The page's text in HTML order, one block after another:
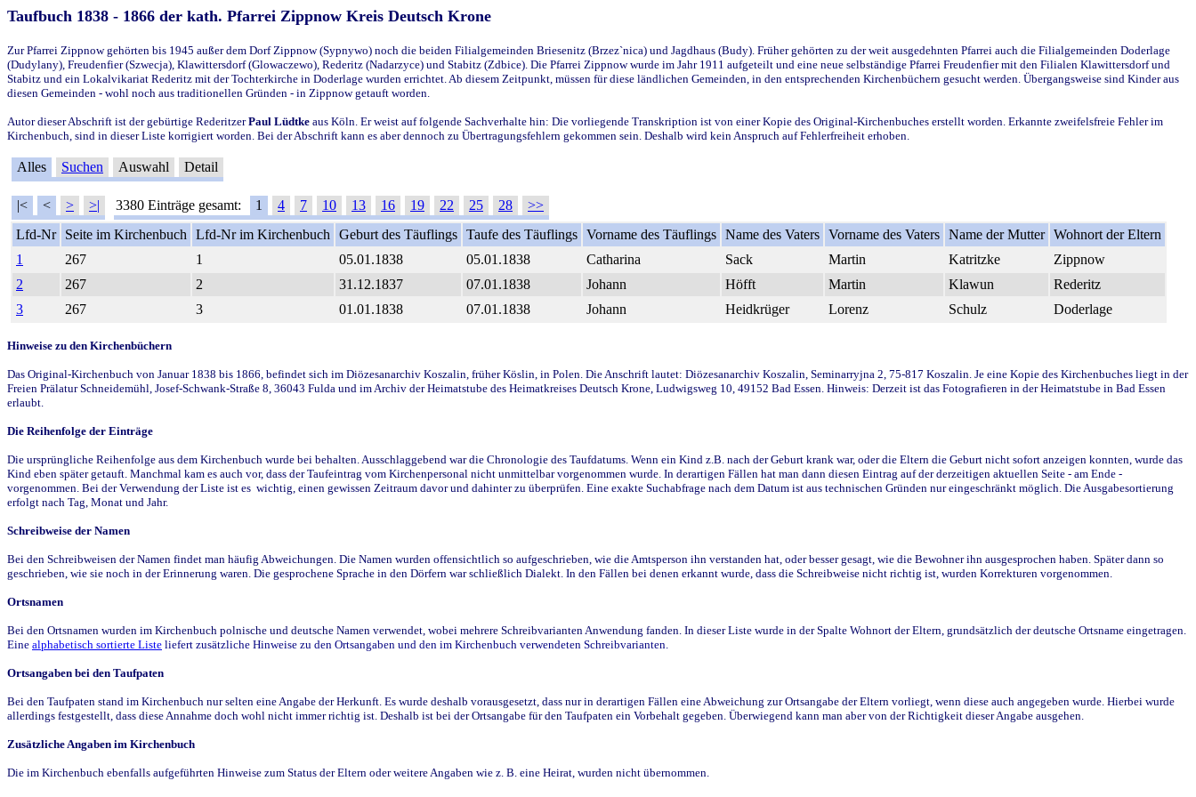
Taufbuch 1838 - 1866 der kath. Pfarrei Zippnow Kreis Deutsch Krone
Zur Pfarrei Zippnow gehörten bis 1945 außer dem Dorf Zippnow (Sypnywo) noch die beiden Filialgemeinden Briesenitz (Brzez`nica) und Jagdhaus (Budy). Früher gehörten zu der weit ausgedehnten Pfarrei auch die Filialgemeinden Doderlage
(Dudylany), Freudenfier (Szwecja), Klawittersdorf (Glowaczewo), Rederitz (Nadarzyce) und Stabitz (Zdbice). Die Pfarrei Zippnow wurde im Jahr 1911 aufgeteilt und eine neue selbständige Pfarrei Freudenfier mit den Filialen Klawittersdorf und
Stabitz und ein Lokalvikariat Rederitz mit der Tochterkirche in Doderlage wurden errichtet. Ab diesem Zeitpunkt, müssen für diese ländlichen Gemeinden, in den entsprechenden Kirchenbüchern gesucht werden. Übergangsweise sind Kinder aus
diesen Gemeinden - wohl noch aus traditionellen Gründen - in Zippnow getauft worden.
Autor dieser Abschrift ist der gebürtige RederitzerPaul Lüdtke aus Köln. Er weist auf folgende Sachverhalte hin: Die vorliegende Transkription ist von einer Kopie des Original-Kirchenbuches erstellt worden. Erkannte zweifelsfreie Fehler im
Kirchenbuch, sind in dieser Liste korrigiert worden. Bei der Abschrift kann es aber dennoch zu Übertragungsfehlern gekommen sein. Deshalb wird kein Anspruch auf Fehlerfreiheit erhoben.
Alles Suchen Auswahl Detail
|< < > >| 3380 Einträge gesamt: 1 4 7 10 13 16 19 22 25 28
>>
Lfd-Nr
Seite im Kirchenbuch Lfd-Nr im Kirchenbuch Geburt des Täuflings Taufe des Täuflings Vorname des Täuflings Name des Vaters Vorname des Vaters Name der Mutter Wohnort der Eltern
1
267 1 05.01.1838 05.01.1838 Catharina Sack Martin Katritzke
Zippnow
2
267 2 31.12.1837 07.01.1838 Johann Höfft Martin Klawun
Rederitz
3
267 3 01.01.1838 07.01.1838 Johann Heidkrüger Lorenz Schulz Doderlage
Hinweise zu den Kirchenbüchern
Das Original-Kirchenbuch von Januar 1838 bis 1866, befindet sich im Diözesanarchiv Koszalin, früher Köslin, in Polen. Die Anschrift lautet: Diözesanarchiv Koszalin, Seminarryjna 2, 75-817 Koszalin. Je eine Kopie des Kirchenbuches liegt in der
Freien Prälatur Schneidemühl, Josef-Schwank-Straße 8, 36043 Fulda und im Archiv der Heimatstube des Heimatkreises Deutsch Krone, Ludwigsweg 10, 49152 Bad Essen. Hinweis: Derzeit ist das Fotografieren in der Heimatstube in Bad Essen
erlaubt.
Die Reihenfolge der Einträge
Die ursprüngliche Reihenfolge aus dem Kirchenbuch wurde bei behalten. Ausschlaggebend war die Chronologie des Taufdatums. Wenn ein Kind z.B. nach der Geburt krank war, oder die Eltern die Geburt nicht sofort anzeigen konnten, wurde das
Kind eben später getauft. Manchmal kam es auch vor, dass der Taufeintrag vom Kirchenpersonal nicht unmittelbar vorgenommen wurde. In derartigen Fällen hat man dann diesen Eintrag auf der derzeitigen aktuellen Seite - am Ende -
vorgenommen. Bei der Verwendung der Liste ist es wichtig, einen gewissen Zeitraum davor und dahinter zu überprüfen. Eine exakte Suchabfrage nach dem Datum ist aus technischen Gründen nur eingeschränkt möglich. Die Ausgabesortierung
erfolgt nach Tag, Monat und Jahr.
Schreibweise der Namen
Bei den Schreibweisen der Namen findet man häufig Abweichungen. Die Namen wurden offensichtlich so aufgeschrieben, wie die Amtsperson ihn verstanden hat, oder besser gesagt, wie die Bewohner ihn ausgesprochen haben. Später dann so
geschrieben, wie sie noch in der Erinnerung waren. Die gesprochene Sprache in den Dörfern war schließlich Dialekt. In den Fällen bei denen erkannt wurde, dass die Schreibweise nicht richtig ist, wurden Korrekturen vorgenommen.
Ortsnamen
Bei den Ortsnamen wurden im Kirchenbuch polnische und deutsche Namen verwendet, wobei mehrere Schreibvarianten Anwendung fanden. In dieser Liste wurde in der Spalte Wohnort der Eltern, grundsätzlich der deutsche Ortsname eingetragen.
Eine alphabetisch sortierte Liste liefert zusätzliche Hinweise zu den Ortsangaben und den im Kirchenbuch verwendeten Schreibvarianten.
Ortsangaben bei den Taufpaten
Bei den Taufpaten stand im Kirchenbuch nur selten eine Angabe der Herkunft. Es wurde deshalb vorausgesetzt, dass nur in derartigen Fällen eine Abweichung zur Ortsangabe der Eltern vorliegt, wenn diese auch angegeben wurde. Hierbei wurde
allerdings festgestellt, dass diese Annahme doch wohl nicht immer richtig ist. Deshalb ist bei der Ortsangabe für den Taufpaten ein Vorbehalt gegeben. Überwiegend kann man aber von der Richtigkeit dieser Angabe ausgehen.
Zusätzliche Angaben im Kirchenbuch
Die im Kirchenbuch ebenfalls aufgeführten Hinweise zum Status der Eltern oder weitere Angaben wie z. B. eine Heirat, wurden nicht übernommen.